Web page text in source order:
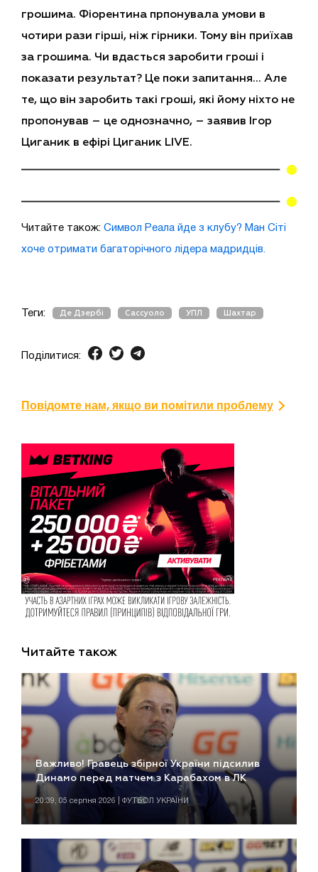
грошима. Фіорентина прпонувала умови в
чотири рази гірші, ніж гірники. Тому він приїхав
за грошима. Чи вдасться заробити гроші і
показати результат? Це поки запитання… Але
те, що він заробить такі гроші, які йому ніхто не
пропонував – це однозначно, – заявив Ігор
Циганик в ефірі Циганик LIVE.
Читайте також: Символ Реала йде з клубу? Ман Сіті
хоче отримати багаторічного лідера мадридців.
Теги: Де Дзербі Сассуоло УПЛ Шахтар
Поділитися:
Повідомте нам, якщо ви помітили проблему
Читайте також
Важливо! Гравець збірної України підсилив
Динамо перед матчем з Карабахом в ЛК
20:39, 05 серпня 2026 | ФУТБОЛ УКРАЇНИ